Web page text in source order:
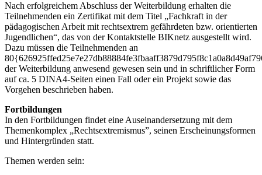
Nach erfolgreichem Abschluss der Weiterbildung erhalten die
Teilnehmenden ein Zertifikat mit dem Titel „Fachkraft in der
pädagogischen Arbeit mit rechtsextrem gefährdeten bzw. orientierten
Jugendlichen“, das von der Kontaktstelle BIKnetz ausgestellt wird.
Dazu müssen die Teilnehmenden an
der Weiterbildung anwesend gewesen sein und in schriftlicher Form
auf ca. 5 DINA4-Seiten einen Fall oder ein Projekt sowie das
Vorgehen beschrieben haben.
Fortbildungen
In den Fortbildungen findet eine Auseinandersetzung mit dem
Themenkomplex „Rechtsextremismus”, seinen Erscheinungsformen
und Hintergründen statt.
Themen werden sein: